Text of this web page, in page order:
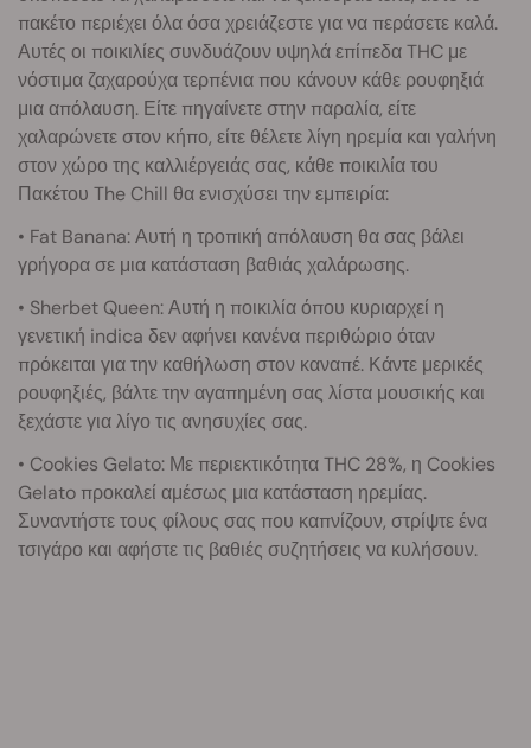
πακέτο περιέχει όλα όσα χρειάζεστε για να περάσετε καλά.
Αυτές οι ποικιλίες συνδυάζουν υψηλά επίπεδα THC με
νόστιμα ζαχαρούχα τερπένια που κάνουν κάθε ρουφηξιά
μια απόλαυση. Είτε πηγαίνετε στην παραλία, είτε
χαλαρώνετε στον κήπο, είτε θέλετε λίγη ηρεμία και γαλήνη
στον χώρο της καλλιέργειάς σας, κάθε ποικιλία του
Πακέτου The Chill θα ενισχύσει την εμπειρία:
• Fat Banana: Αυτή η τροπική απόλαυση θα σας βάλει
γρήγορα σε μια κατάσταση βαθιάς χαλάρωσης.
• Sherbet Queen: Αυτή η ποικιλία όπου κυριαρχεί η
γενετική indica δεν αφήνει κανένα περιθώριο όταν
πρόκειται για την καθήλωση στον καναπέ. Κάντε μερικές
ρουφηξιές, βάλτε την αγαπημένη σας λίστα μουσικής και
ξεχάστε για λίγο τις ανησυχίες σας.
• Cookies Gelato: Με περιεκτικότητα THC 28%, η Cookies
Gelato προκαλεί αμέσως μια κατάσταση ηρεμίας.
Συναντήστε τους φίλους σας που καπνίζουν, στρίψτε ένα
τσιγάρο και αφήστε τις βαθιές συζητήσεις να κυλήσουν.